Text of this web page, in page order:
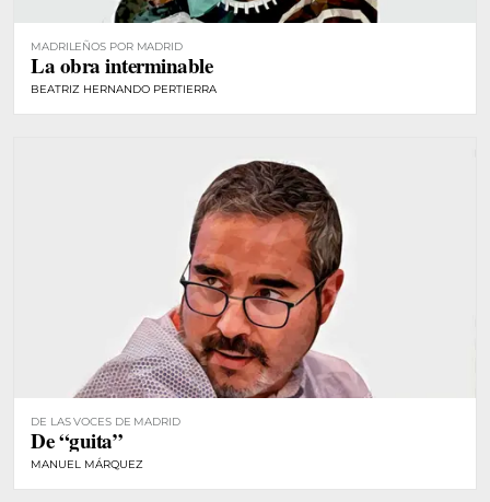
MADRILEÑOS POR MADRID
La obra interminable
BEATRIZ HERNANDO PERTIERRA
DE LAS VOCES DE MADRID
De “guita”
MANUEL MÁRQUEZ